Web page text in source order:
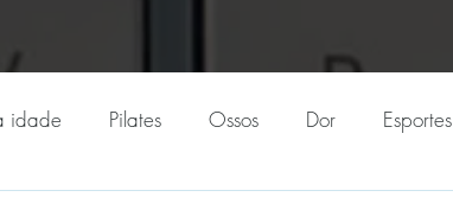
idade Pilates Ossos Dor Esportes